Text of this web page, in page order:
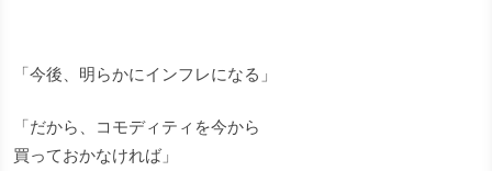
「今後、明らかにインフレになる」
「だから、コモディティを今から
買っておかなければ」